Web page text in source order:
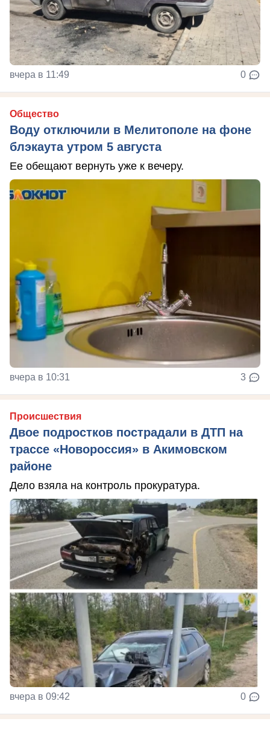
вчера в 11:49 0
Общество
Воду отключили в Мелитополе на фоне
блэкаута утром 5 августа
Ее обещают вернуть уже к вечеру.
вчера в 10:31 3
Происшествия
Двое подростков пострадали в ДТП на
трассе «Новороссия» в Акимовском
районе
Дело взяла на контроль прокуратура.
вчера в 09:42 0